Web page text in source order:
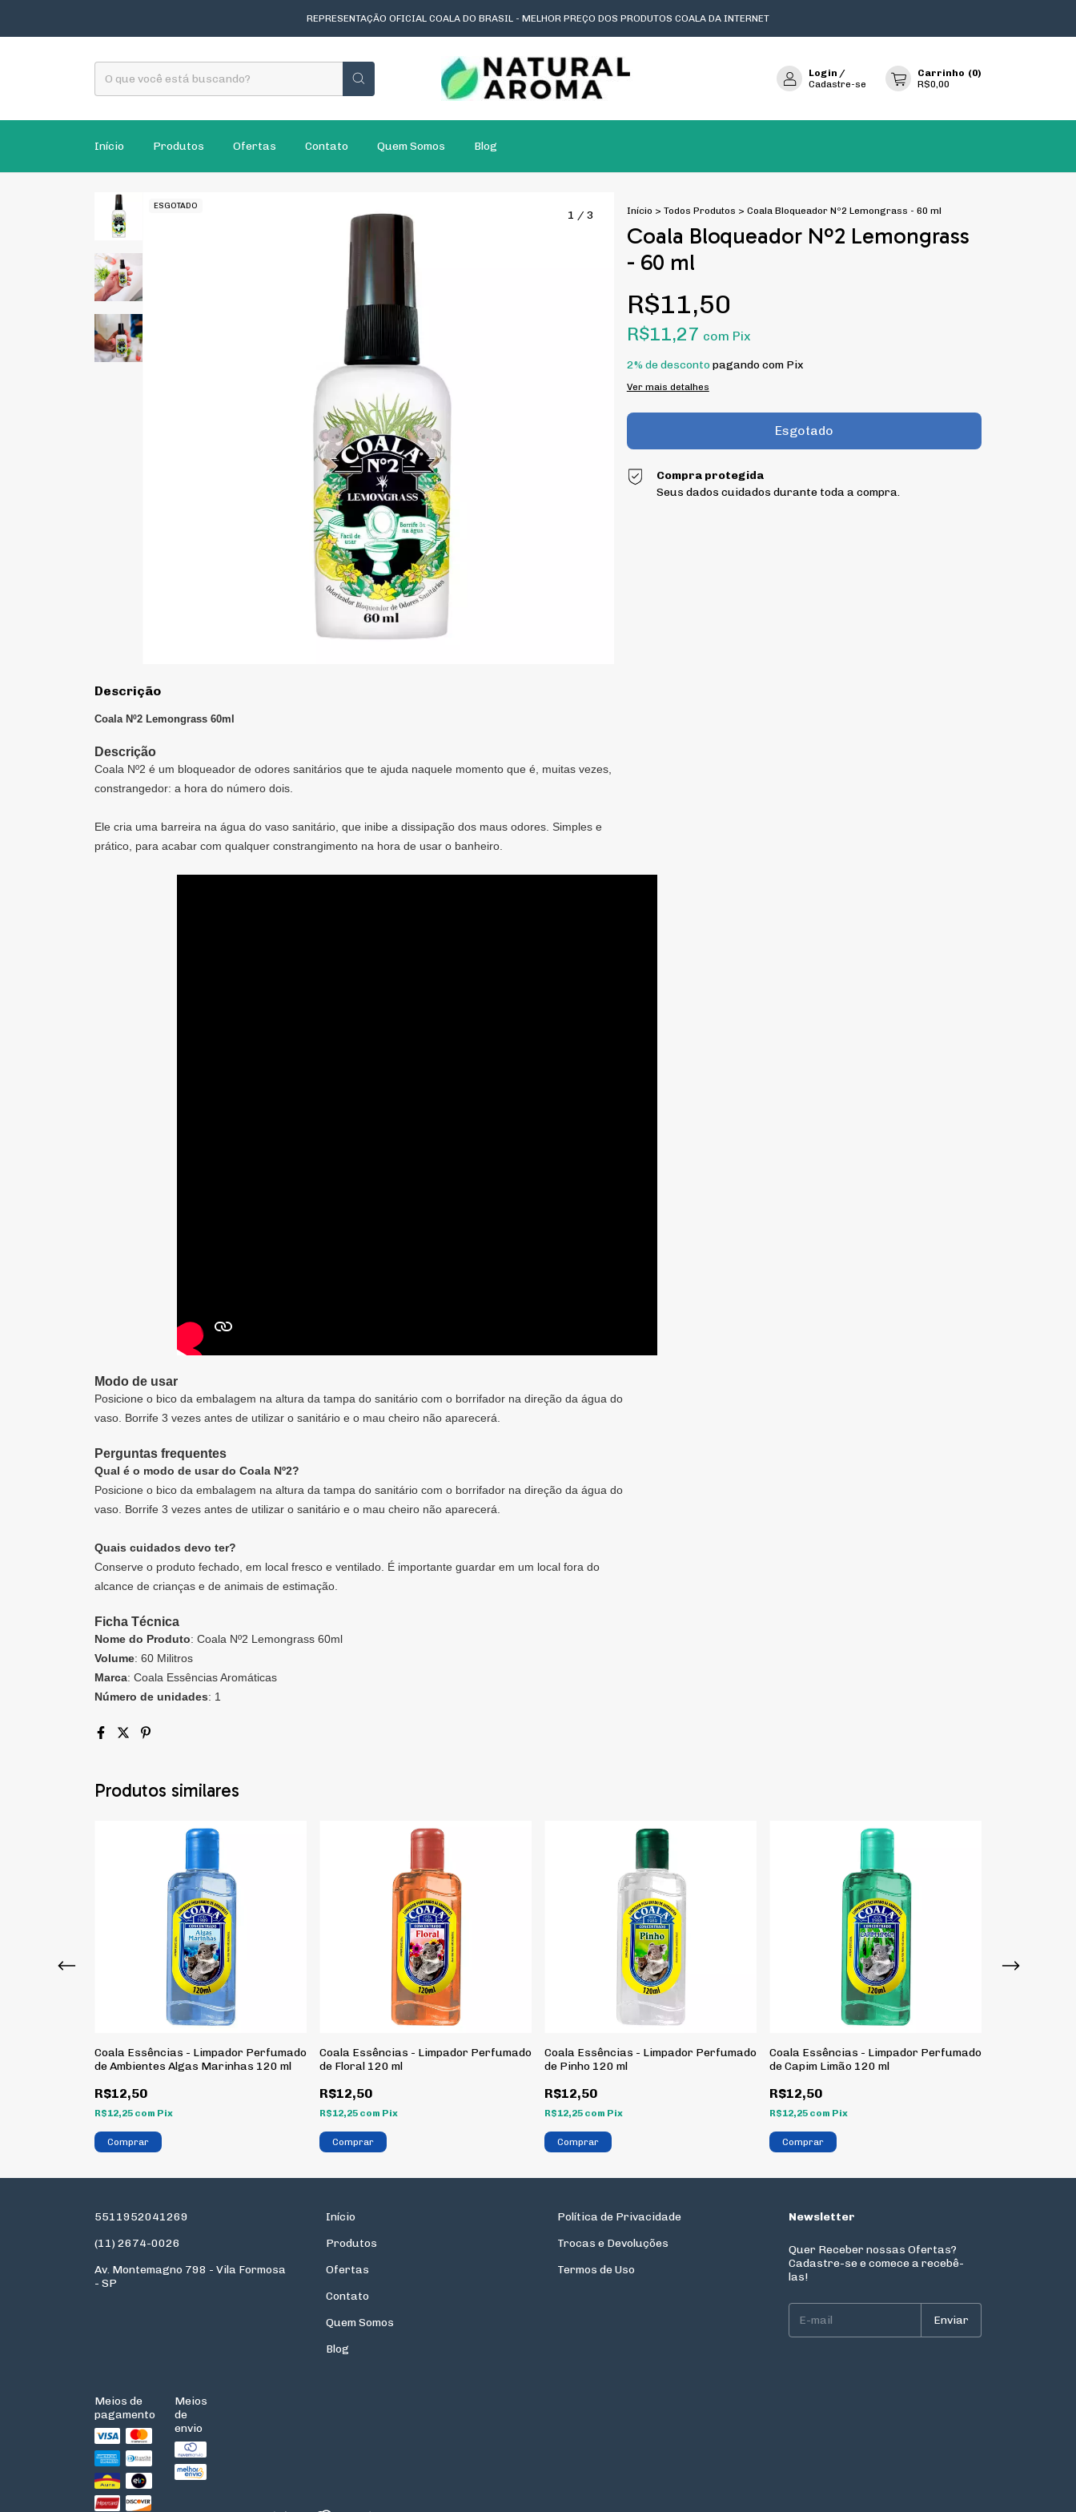
REPRESENTAÇÃO OFICIAL COALA DO BRASIL - MELHOR PREÇO DOS PRODUTOS COALA DA INTERNET
Login /
Cadastre-se
Carrinho (0)
R$0,00
Início Produtos Ofertas Contato Quem Somos Blog
ESGOTADO
1 / 3 Início > Todos Produtos > Coala Bloqueador Nº2 Lemongrass - 60 ml
Coala Bloqueador Nº2 Lemongrass
- 60 ml
R$11,50
R$11,27 com Pix
2% de descontopagando com Pix
Ver mais detalhes
Compra protegida
Seus dados cuidados durante toda a compra.
Descrição
Coala Nº2 Lemongrass 60ml
Descrição
Coala Nº2 é um bloqueador de odores sanitários que te ajuda naquele momento que é, muitas vezes,
constrangedor: a hora do número dois.
Ele cria uma barreira na água do vaso sanitário, que inibe a dissipação dos maus odores. Simples e
prático, para acabar com qualquer constrangimento na hora de usar o banheiro.
Modo de usar
Posicione o bico da embalagem na altura da tampa do sanitário com o borrifador na direção da água do
vaso. Borrife 3 vezes antes de utilizar o sanitário e o mau cheiro não aparecerá.
Perguntas frequentes
Qual é o modo de usar do Coala Nº2?
Posicione o bico da embalagem na altura da tampa do sanitário com o borrifador na direção da água do
vaso. Borrife 3 vezes antes de utilizar o sanitário e o mau cheiro não aparecerá.
Quais cuidados devo ter?
Conserve o produto fechado, em local fresco e ventilado. É importante guardar em um local fora do
alcance de crianças e de animais de estimação.
Ficha Técnica
Nome do Produto: Coala Nº2 Lemongrass 60ml
Volume: 60 Militros
Marca: Coala Essências Aromáticas
Número de unidades: 1
Produtos similares
Coala Essências - Limpador Perfumado
de Ambientes Algas Marinhas 120 ml
R$12,50
R$12,25 com Pix
Coala Essências - Limpador Perfumado
de Floral 120 ml
R$12,50
R$12,25 com Pix
Coala Essências - Limpador Perfumado
de Pinho 120 ml
R$12,50
R$12,25 com Pix
Coala Essências - Limpador Perfumado
de Capim Limão 120 ml
R$12,50
R$12,25 com Pix
5511952041269
(11) 2674-0026
Av. Montemagno 798 - Vila Formosa
- SP
Início
Produtos
Ofertas
Contato
Quem Somos
Blog
Política de Privacidade
Trocas e Devoluções
Termos de Uso
Newsletter
Quer Receber nossas Ofertas?
Cadastre-se e comece a recebê-
las!
Meios de
pagamento
Meios
de
envio